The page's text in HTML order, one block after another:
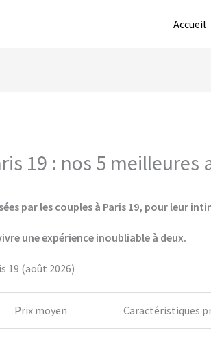
Accueil
19 : nos 5 meilleures
par les couples à Paris 19, pour leur
une expérience inoubliable à deux.
19 (août 2026)
Prix moyen Caractéristiques